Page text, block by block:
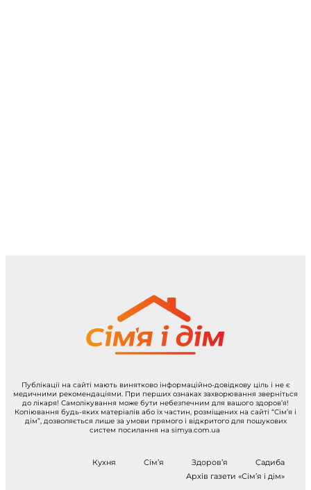
Публікації на сайті мають винятково інформаційно-довідкову ціль і не є
медичними рекомендаціями. При перших ознаках захворювання зверніться
до лікаря! Самолікування може бути небезпечним для вашого здоров’я!
Копіювання будь-яких матеріалів або їх частин, розміщених на сайті “Сім’я і
дім”, дозволяється лише за умови прямого і відкритого для пошукових
систем посилання на simya.com.ua
Кухня Сім’я Здоров’я
Садиба
Архів газети «Сім’я і дім»